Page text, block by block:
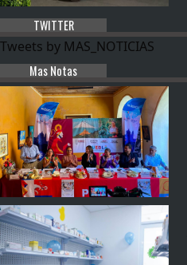
TWITTER
Tweets by MAS_NOTICIAS
Mas Notas